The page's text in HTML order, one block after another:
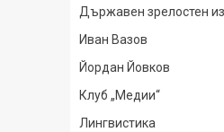
Държавен зрелостен
Иван Вазов
Йордан Йовков
Клуб „Медии“
Лингвистика